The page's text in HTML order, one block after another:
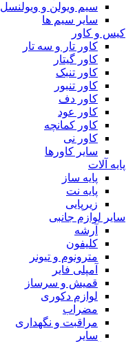
سیم ویولن و ویولنسل
سایر سیم ها
کیس و کاور
کاور تار و سه تار
کاور گیتار
کاور تنبک
کاور تنبور
کاور دف
کاور عود
کاور کمانچه
کاور نی
سایر کاورها
پایه آلات
پایه ساز
پایه نت
زیرپایی
سایر لوازم جانبی
آرشه
کلیفون
مترونوم و تیونر
آمپلی فایر
قمیش و سرساز
لوازم دکوری
مضراب
مراقبت و نگهداری
سایر